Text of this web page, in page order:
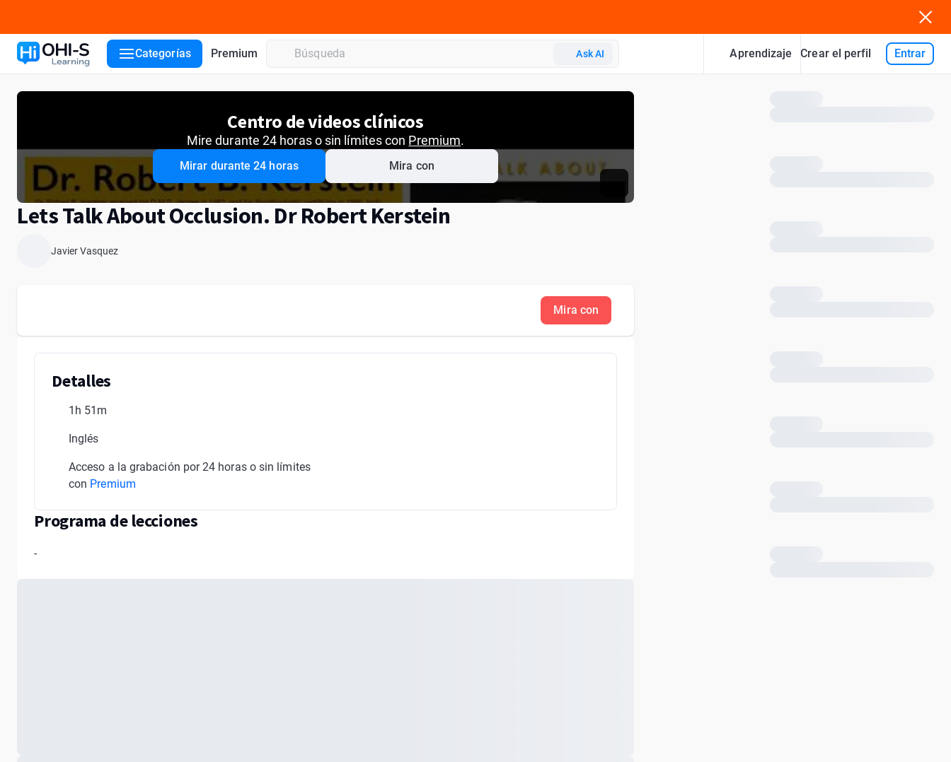
Categorías Premium Ask AI Aprendizaje Crear el perfil Entrar
Centro de videos clínicos
Mire durante 24 horas o sin límites con Premium.
Mirar durante 24 horas Mira con
Lets Talk About Occlusion. Dr Robert Kerstein
Javier Vasquez
Mira con
Detalles
1h 51m
Inglés
Acceso a la grabación por 24 horas o sin límites
con Premium
Programa de lecciones
-